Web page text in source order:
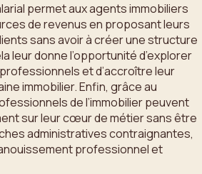
permet aux agents immobiliers
de revenus en proposant leurs
sans avoir à créer une structure
leur donne l’opportunité d’explorer
et d’accroître leur
immobilier. Enfin, grâce au
de l’immobilier peuvent
sur leur cœur de métier sans être
administratives contraignantes,
professionnel et